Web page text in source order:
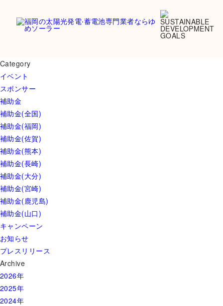
Category
イベント
スポンサー
補助金
補助金(全国)
補助金(福岡)
補助金(佐賀)
補助金(熊本)
補助金(長崎)
補助金(大分)
補助金(宮崎)
補助金(鹿児島)
補助金(山口)
キャンペーン
お知らせ
プレスリリース
Archive
2026年
2025年
2024年